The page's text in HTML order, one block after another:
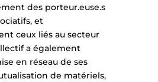
des porteur.euse.s
et
ceux liés au secteur
a également
en réseau de ses
de matériels,